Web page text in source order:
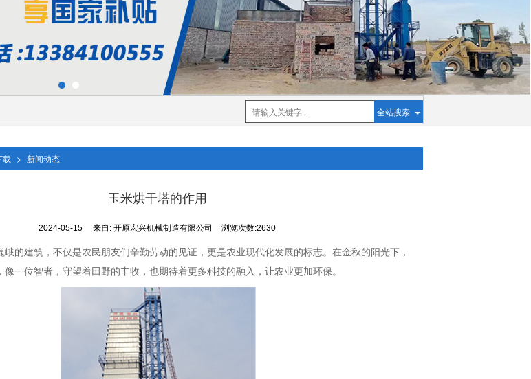
全站搜索
载 > 新闻动态
玉米烘干塔的作用
2024-05-15 来自:开原宏兴机械制造有限公司 浏览次数:2630
峨的建筑，不仅是农民朋友们辛勤劳动的见证，更是农业现代化发展的标志。在金秋的阳光下，
一位智者，守望着田野的丰收，也期待着更多科技的融入，让农业更加环保。